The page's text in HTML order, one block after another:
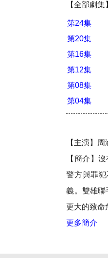
【全部劇集
第24集
第20集
第16集
第12集
第08集
第04集
【主演】
【簡介】
警方與罪
義。雙雄聯
更大的致命
更多簡介